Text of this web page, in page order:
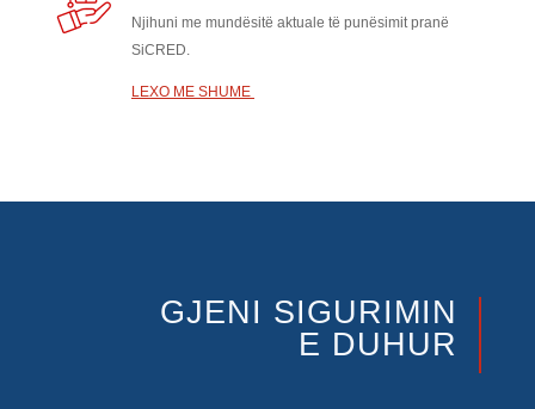
Njihuni me mundësitë aktuale të punësimit pranë
SiCRED.
LEXO ME SHUME
GJENI SIGURIMIN
E DUHUR